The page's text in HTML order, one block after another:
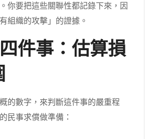
你要把這些關聯性都記錄下來，因
組織的攻擊」的證據。
件事：估算損
的數字，來判斷這件事的嚴重程
民事求償做準備：